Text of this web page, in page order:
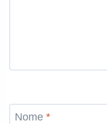
Nome *